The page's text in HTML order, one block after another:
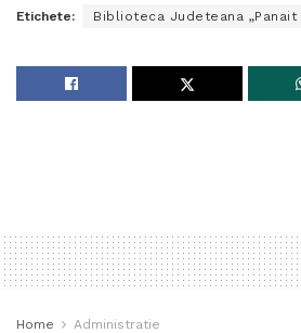
Etichete: Biblioteca Judeteana „Panait
Home Administratie